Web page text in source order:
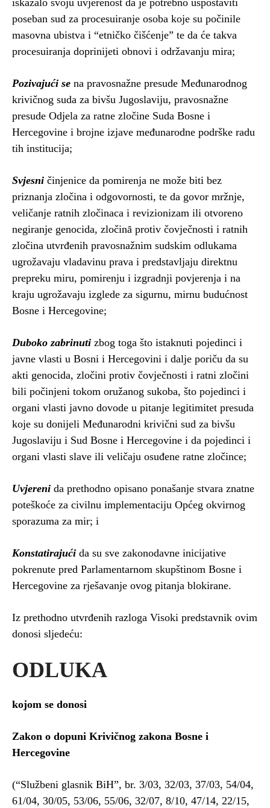
iskazalo svoju uvjerenost da je potrebno uspostaviti
poseban sud za procesuiranje osoba koje su počinile
masovna ubistva i “etničko čišćenje” te da će takva
procesuiranja doprinijeti obnovi i održavanju mira;
Pozivajući se na pravosnažne presude Međunarodnog
krivičnog suda za bivšu Jugoslaviju, pravosnažne
presude Odjela za ratne zločine Suda Bosne i
Hercegovine i brojne izjave međunarodne podrške radu
tih institucija;
Svjesni činjenice da pomirenja ne može biti bez
priznanja zločina i odgovornosti, te da govor mržnje,
veličanje ratnih zločinaca i revizionizam ili otvoreno
negiranje genocida, zločinȃ protiv čovječnosti i ratnih
zločina utvrđenih pravosnažnim sudskim odlukama
ugrožavaju vladavinu prava i predstavljaju direktnu
prepreku miru, pomirenju i izgradnji povjerenja i na
kraju ugrožavaju izglede za sigurnu, mirnu budućnost
Bosne i Hercegovine;
Duboko zabrinuti zbog toga što istaknuti pojedinci i
javne vlasti u Bosni i Hercegovini i dalje poriču da su
akti genocida, zločini protiv čovječnosti i ratni zločini
bili počinjeni tokom oružanog sukoba, što pojedinci i
organi vlasti javno dovode u pitanje legitimitet presuda
koje su donijeli Međunarodni krivični sud za bivšu
Jugoslaviju i Sud Bosne i Hercegovine i da pojedinci i
organi vlasti slave ili veličaju osuđene ratne zločince;
Uvjereni da prethodno opisano ponašanje stvara znatne
poteškoće za civilnu implementaciju Općeg okvirnog
sporazuma za mir; i
Konstatirajući da su sve zakonodavne inicijative
pokrenute pred Parlamentarnom skupštinom Bosne i
Hercegovine za rješavanje ovog pitanja blokirane.
Iz prethodno utvrđenih razloga Visoki predstavnik ovim
donosi sljedeću:
ODLUKA
kojom se donosi
Zakon o dopuni Krivičnog zakona Bosne i
Hercegovine
(“Službeni glasnik BiH”, br. 3/03, 32/03, 37/03, 54/04,
61/04, 30/05, 53/06, 55/06, 32/07, 8/10, 47/14, 22/15,